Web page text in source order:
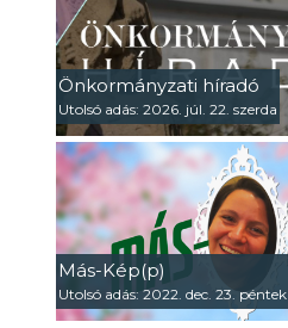
Önkormányzati híradó
Utolsó adás: 2026. júl. 22. szerda
Más-Kép(p)
Utolsó adás: 2022. dec. 23. péntek